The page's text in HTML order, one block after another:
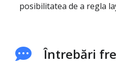
posibilitatea de a regla
Întrebări